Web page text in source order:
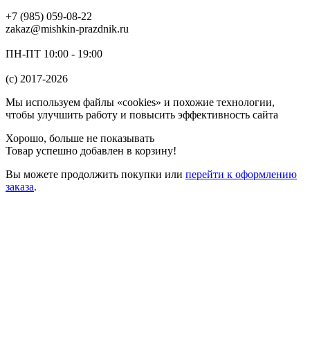
+7 (985) 059-08-22
zakaz@mishkin-prazdnik.ru
ПН-ПТ 10:00 - 19:00
(c) 2017-2026
Мы используем файлы «cookies» и похожие технологии,
чтобы улучшить работу и повысить эффективность сайта
Хорошо, больше не показывать
Товар успешно добавлен в корзину!
Вы можете продолжить покупки или перейти к оформлению
заказа.